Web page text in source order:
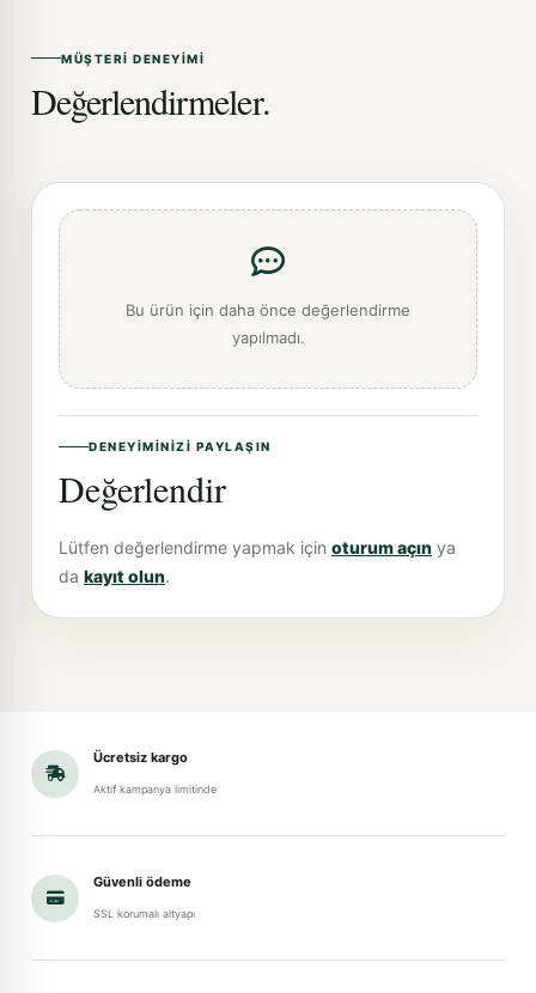
MÜŞTERI DENEYIMI
Değerlendirmeler.
Bu ürün için daha önce değerlendirme
yapılmadı.
DENEYIMINIZI PAYLAŞIN
Değerlendir
Lütfen değerlendirme yapmak için oturum açın ya
da kayıt olun.
Ücretsiz kargo
Aktif kampanya limitinde
Güvenli ödeme
SSL korumalı altyapı